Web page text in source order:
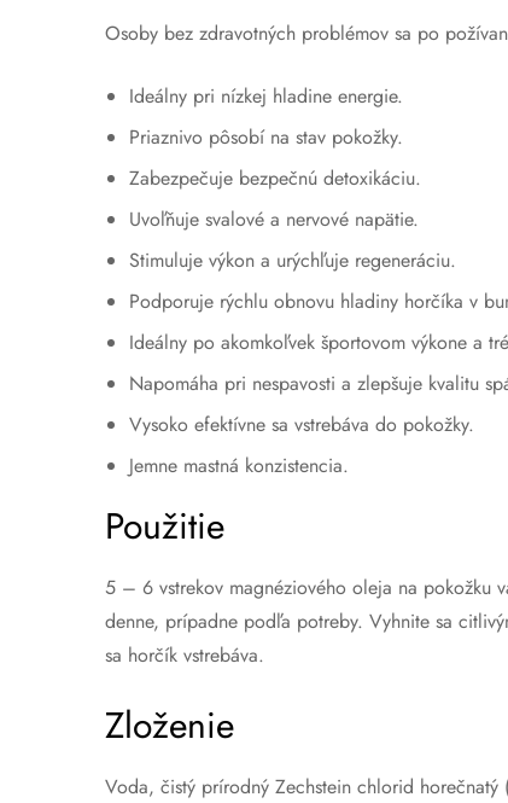
Osoby bez zdravotných problémov sa po
Ideálny pri nízkej hladine energie.
Priaznivo pôsobí na stav pokožky.
Zabezpečuje bezpečnú detoxikáciu.
Uvoľňuje svalové a nervové napätie.
Stimuluje výkon a urýchľuje regeneráciu.
Podporuje rýchlu obnovu hladiny horčíka v
Ideálny po akomkoľvek športovom výkone a
Napomáha pri nespavosti a zlepšuje kvalitu
Vysoko efektívne sa vstrebáva do pokožky.
Jemne mastná konzistencia.
Použitie
5 – 6 vstrekov magnéziového oleja na pokožku
denne, prípadne podľa potreby. Vyhnite sa
sa horčík vstrebáva.
Zloženie
Voda, čistý prírodný Zechstein chlorid